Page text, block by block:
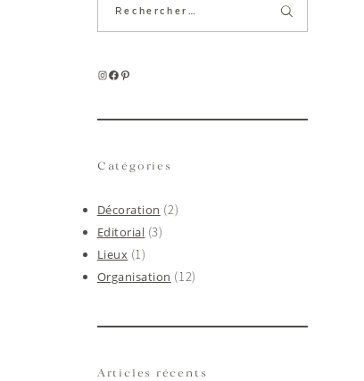
Instagram
Facebook
Pinterest
Catégories
Décoration (2)
Editorial (3)
Lieux (1)
Organisation (12)
Articles récents